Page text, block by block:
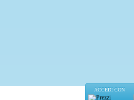
ACCEDI CON